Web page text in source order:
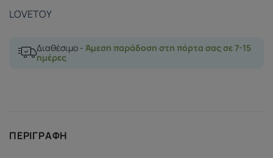
LOVETOY
Διαθέσιμο - Άμεση παράδοση στη πόρτα σας σε 7-15
ημέρες
ΠΕΡΙΓΡΑΦΉ